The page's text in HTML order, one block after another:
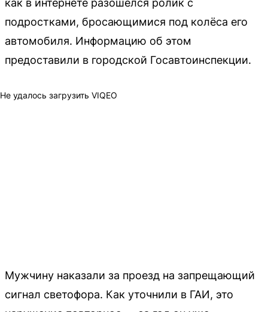
как в интернете разошёлся ролик с
подростками, бросающимися под колёса его
автомобиля. Информацию об этом
предоставили в городской Госавтоинспекции.
Не удалось загрузить VIQEO
Мужчину наказали за проезд на запрещающий
сигнал светофора. Как уточнили в ГАИ, это